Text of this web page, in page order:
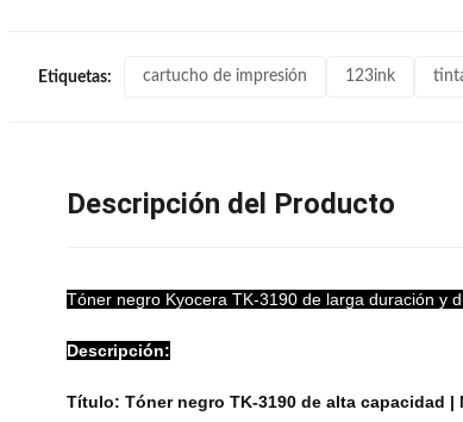
Etiquetas: cartucho de impresión 123ink
Descripción del Producto
Tóner negro Kyocera TK-3190 de larga duración y
Descripción:
Título: Tóner negro TK-3190 de alta capacidad